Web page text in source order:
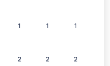
1 1 1
2 2 2